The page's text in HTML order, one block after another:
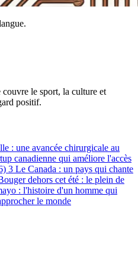
le sport, la culture et
positif.
: une avancée chirurgicale au
canadienne qui améliore l'accès
3 Le Canada : un pays qui chante
dehors cet été : le plein de
: l'histoire d'un homme qui
le monde